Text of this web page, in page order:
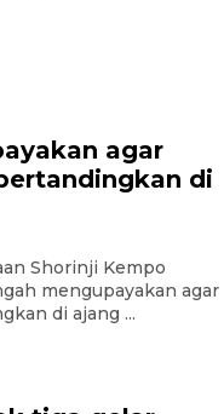
agar
di
Shorinji Kempo
mengupayakan agar
di ajang ...